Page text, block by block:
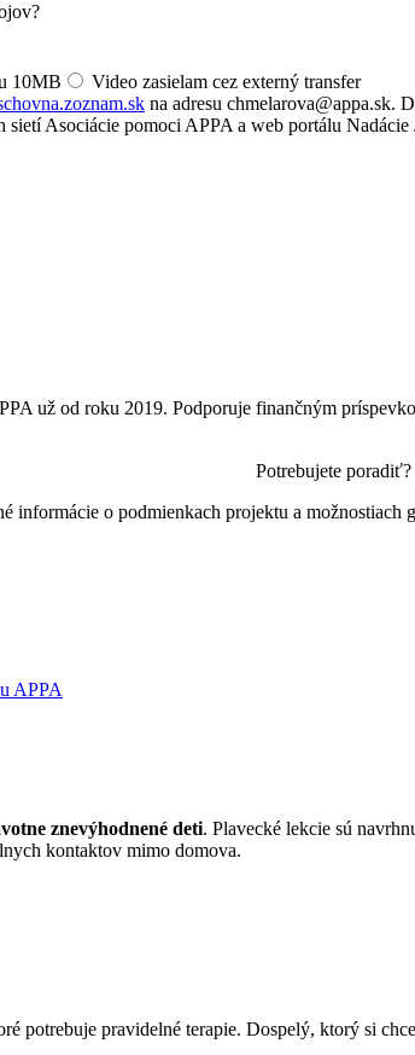
10MB
Video zasielam cez externý transfer
na adresu chmelarova@appa.sk.
Asociácie pomoci APPA a web portálu Nadácie
už od roku 2019. Podporuje finančným
Potrebujete poradiť?
informácie o podmienkach projektu a možnostiach
znevýhodnené deti. Plavecké lekcie sú
kontaktov mimo domova.
potrebuje pravidelné terapie. Dospelý, ktorý si